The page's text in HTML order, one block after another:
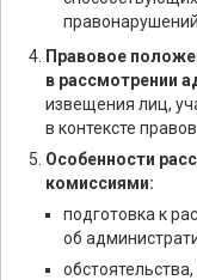
правонарушений.
Правовое
в рассмотрении
извещения лиц,
в контексте
Особенности
комиссиями:
подготовка к
об